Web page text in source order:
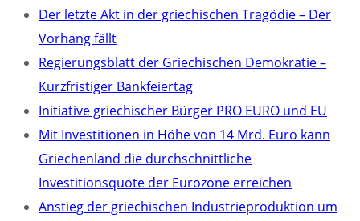
Der letzte Akt in der griechischen Tragödie – Der
Vorhang fällt
Regierungsblatt der Griechischen Demokratie –
Kurzfristiger Bankfeiertag
Initiative griechischer Bürger PRO EURO und EU
Mit Investitionen in Höhe von 14 Mrd. Euro kann
Griechenland die durchschnittliche
Investitionsquote der Eurozone erreichen
Anstieg der griechischen Industrieproduktion um